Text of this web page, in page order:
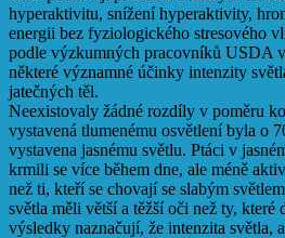
hyperaktivitu, snížení hyperaktivity,
energii bez fyziologického stresového
podle výzkumných pracovníků USDA
některé významné účinky intenzity
jatečných těl.
Neexistovaly žádné rozdíly v poměru
vystavená tlumenému osvětlení byla o
vystavena jasnému světlu. Ptáci v
krmili se více během dne, ale méně
než ti, kteří se chovají se slabým
světla měli větší a těžší oči než ty, které
výsledky naznačují, že intenzita světla,